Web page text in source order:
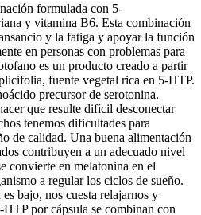
formulada con 5-
y vitamina B6. Esta combinación
y la fatiga y apoyar la función
en personas con problemas para
es un producto creado a partir
fuente vegetal rica en 5-HTP.
precursor de serotonina.
que resulte difícil desconectar
tenemos dificultades para
de calidad. Una buena alimentación
contribuyen a un adecuado nivel
convierte en melatonina en el
a regular los ciclos de sueño.
bajo, nos cuesta relajarnos y
por cápsula se combinan con